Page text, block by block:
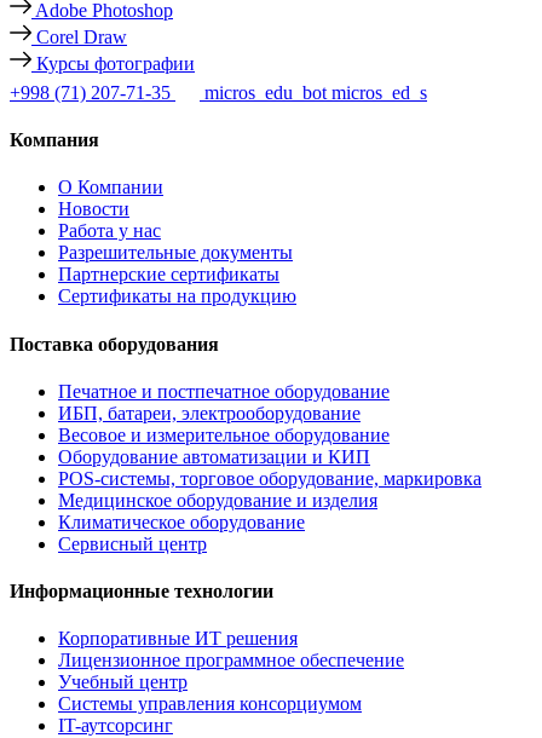
Adobe Photoshop
Corel Draw
Курсы фотографии
+998 (71) 207-71-35
micros_edu_bot micros_ed_s
Компания
О Компании
Новости
Работа у нас
Разрешительные документы
Партнерские сертификаты
Сертификаты на продукцию
Поставка оборудования
Печатное и постпечатное оборудование
ИБП, батареи, электрооборудование
Весовое и измерительное оборудование
Оборудование автоматизации и КИП
POS-системы, торговое оборудование, маркировка
Медицинское оборудование и изделия
Климатическое оборудование
Сервисный центр
Информационные технологии
Корпоративные ИТ решения
Лицензионное программное обеспечение
Учебный центр
Системы управления консорциумом
IT-аутсорсинг